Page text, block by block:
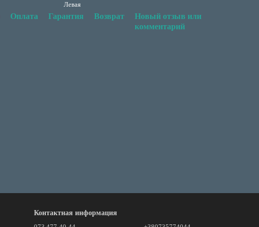
Левая
Оплата Гарантия Возврат
Новый отзыв или
комментарий
Контактная информация